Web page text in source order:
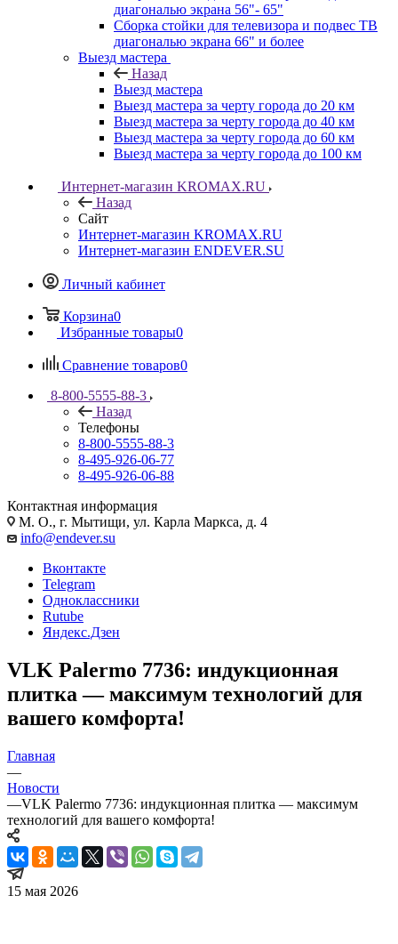
диагональю экрана 56"- 65"
Сборка стойки для телевизора и подвес ТВ
диагональю экрана 66" и более
Выезд мастера
Назад
Выезд мастера
Выезд мастера за черту города до 20 км
Выезд мастера за черту города до 40 км
Выезд мастера за черту города до 60 км
Выезд мастера за черту города до 100 км
Интернет-магазин KROMAX.RU
Назад
Сайт
Интернет-магазин KROMAX.RU
Интернет-магазин ENDEVER.SU
Личный кабинет
Корзина0
Избранные товары0
Сравнение товаров0
8-800-5555-88-3
Назад
Телефоны
8-800-5555-88-3
8-495-926-06-77
8-495-926-06-88
Контактная информация
М. О., г. Мытищи, ул. Карла Маркса, д. 4
info@endever.su
Вконтакте
Telegram
Одноклассники
Rutube
Яндекс.Дзен
VLK Palermo 7736: индукционная
плитка — максимум технологий для
вашего комфорта!
Главная
—
Новости
—VLK Palermo 7736: индукционная плитка — максимум
технологий для вашего комфорта!
15 мая 2026